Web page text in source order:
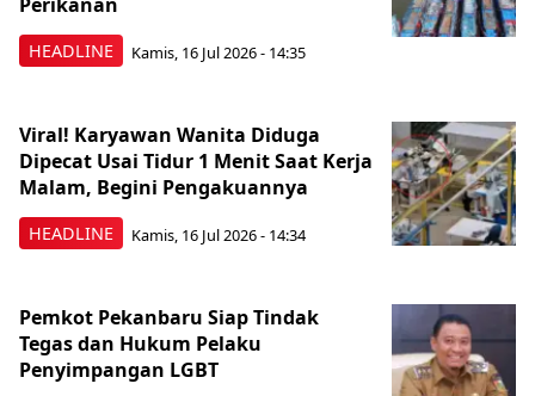
HEADLINE Kamis, 16 Jul 2026 - 14:35
HEADLINE
Viral! Karyawan Wanita Diduga
Dipecat Usai Tidur 1 Menit Saat Kerja
Malam, Begini Pengakuannya
Kamis, 16 Jul 2026 - 14:34
Pemkot Pekanbaru Siap Tindak
Tegas dan Hukum Pelaku
Penyimpangan LGBT